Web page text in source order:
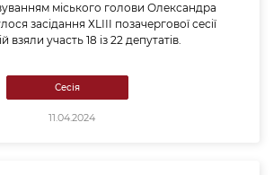
міського голови Олександра
засідання ХLІІI позачергової сесії
взяли участь 18 із 22 депутатів.
Сесія
11.04.2024